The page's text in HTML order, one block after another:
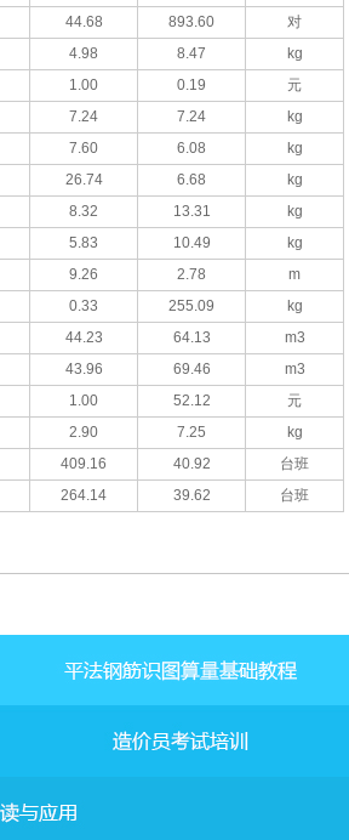
44.68 893.60
对
4.98 8.47
kg
1.00 0.19
元
7.24 7.24
kg
7.60 6.08
kg
26.74 6.68
kg
8.32 13.31
kg
5.83 10.49
kg
9.26 2.78
m
0.33 255.09
kg
44.23 64.13
m3
43.96 69.46
m3
1.00 52.12
元
2.90 7.25 kg
409.16 40.92
台班
264.14 39.62 台班